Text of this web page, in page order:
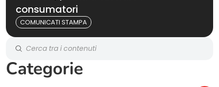
consumatori
COMUNICATI STAMPA
Categorie